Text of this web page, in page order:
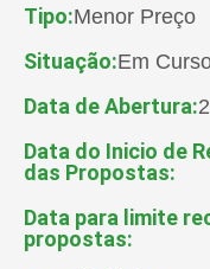
Tipo:Menor Preço
Situação:Em
Data de Abertura:
Data do Inicio de
das Propostas:
Data para limite
propostas: